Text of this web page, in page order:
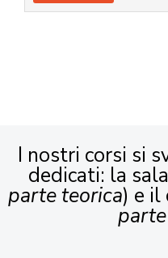
I nostri corsi si
dedicati: la
parte teorica) e il